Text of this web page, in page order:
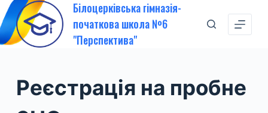
П
е
р
Білоцерківська гімназія-
початкова школа №6
"Перспектива"
Реєстрація на пробне